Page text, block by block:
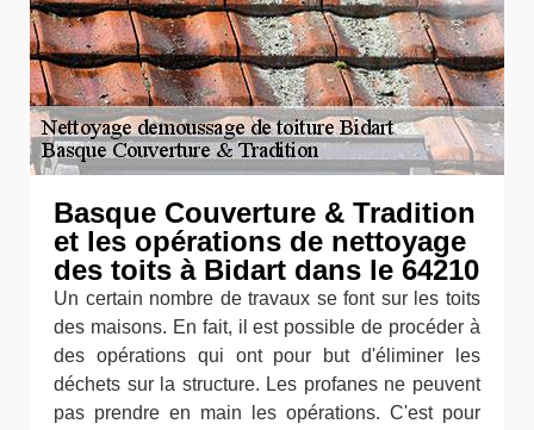
Basque Couverture & Tradition
et les opérations de nettoyage
des toits à Bidart dans le 64210
Un certain nombre de travaux se font sur les toits
des maisons. En fait, il est possible de procéder à
des opérations qui ont pour but d'éliminer les
déchets sur la structure. Les profanes ne peuvent
pas prendre en main les opérations. C'est pour